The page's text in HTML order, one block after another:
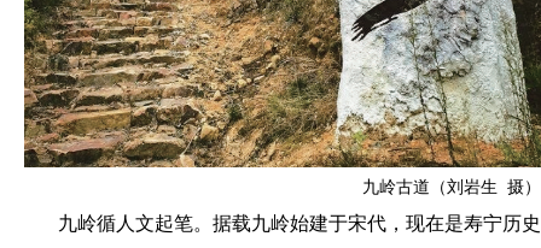
九岭古道（刘岩生 摄）
九岭循人文起笔。据载九岭始建于宋代，现在是寿宁历史